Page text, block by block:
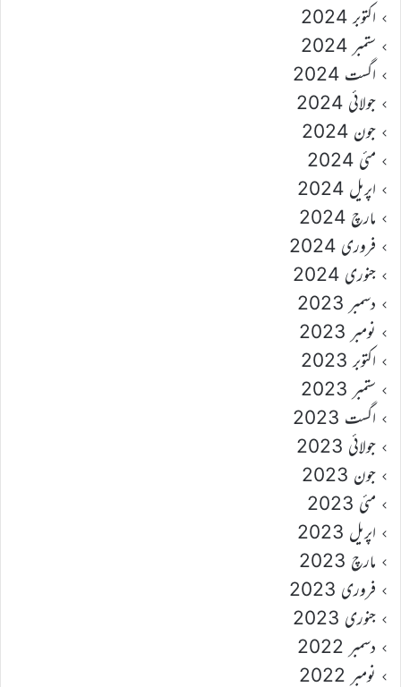
اکتوبر 2024
ستمبر 2024
اگست 2024
جولائی 2024
جون 2024
مئی 2024
اپریل 2024
مارچ 2024
فروری 2024
جنوری 2024
دسمبر 2023
نومبر 2023
اکتوبر 2023
ستمبر 2023
اگست 2023
جولائی 2023
جون 2023
مئی 2023
اپریل 2023
مارچ 2023
فروری 2023
جنوری 2023
دسمبر 2022
نومبر 2022